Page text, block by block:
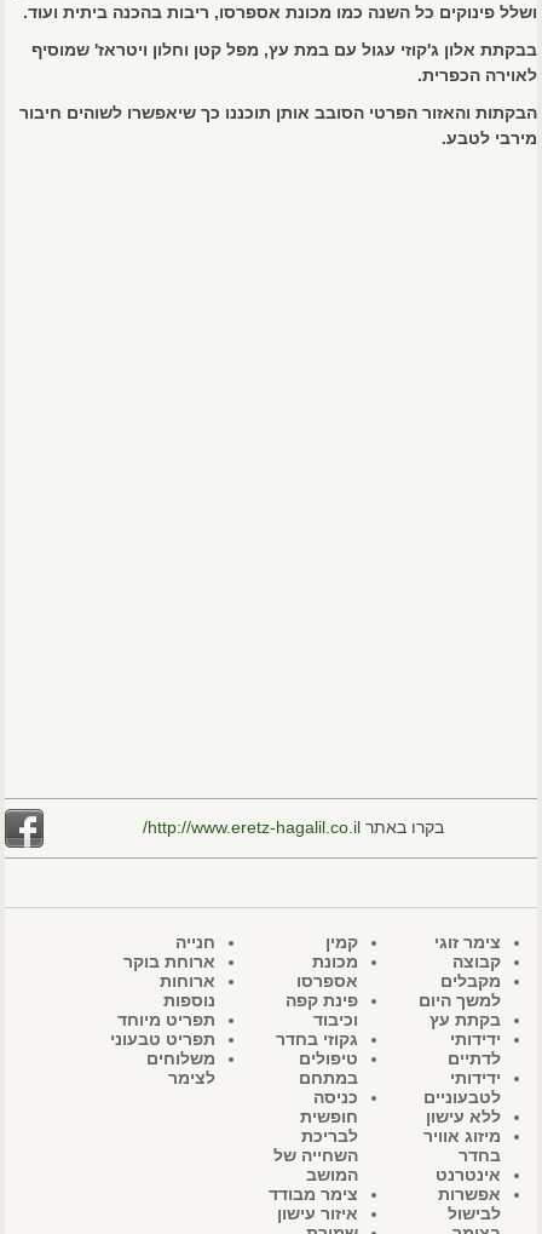
ושלל פינוקים כל השנה כמו מכונת אספרסו, ריבות בהכנה ביתית ועוד.
בבקתת אלון ג'קוזי עגול עם במת עץ, מפל קטן וחלון ויטראז' שמוסיף
לאוירה הכפרית.
הבקתות והאזור הפרטי הסובב אותן תוכננו כך שיאפשרו לשוהים חיבור
מירבי לטבע.
בקרו באתר http://www.eretz-hagalil.co.il/
צימר זוגי
קבוצה
מקבלים
למשך היום
בקתת עץ
ידידותי
לדתיים
ידידותי
לטבעוניים
ללא עישון
מיזוג אוויר
בחדר
אינטרנט
אפשרות
לבישול
קמין
מכונת
אספרסו
פינת קפה
וכיבוד
גקוזי בחדר
טיפולים
במתחם
כניסה
חופשית
לבריכת
השחייה של
המושב
צימר מבודד
איזור עישון
חנייה
ארוחת בוקר
ארוחות
נוספות
תפריט מיוחד
תפריט טבעוני
משלוחים
לצימר